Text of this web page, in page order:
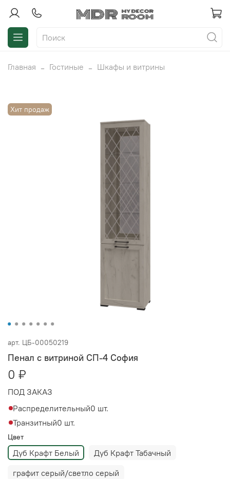
Главная Гостиные Шкафы и витрины
Хит продаж
арт. ЦБ-00050219
Пенал с витриной СП-4 София
0 ₽
ПОД ЗАКАЗ
Распределительный0 шт.
Транзитный0 шт.
Цвет
Дуб Крафт Белый
Дуб Крафт Табачный
графит серый/светло серый